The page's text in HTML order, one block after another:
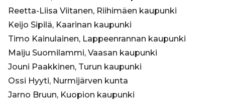
Reetta-Liisa Viitanen, Riihimäen kaupunki
Keijo Sipilä, Kaarinan kaupunki
Timo Kainulainen, Lappeenrannan kaupunki
Maiju Suomilammi, Vaasan kaupunki
Jouni Paakkinen, Turun kaupunki
Ossi Hyyti, Nurmijärven kunta
Jarno Bruun, Kuopion kaupunki